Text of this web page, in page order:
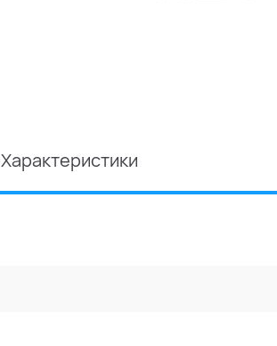
Характеристики